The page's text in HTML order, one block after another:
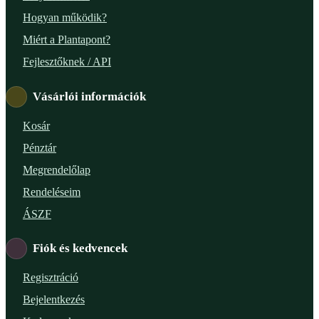
Hogyan működik?
Miért a Plantapont?
Fejlesztőknek / API
Vásárlói információk
Kosár
Pénztár
Megrendelőlap
Rendeléseim
ÁSZF
Fiók és kedvencek
Regisztráció
Bejelentkezés